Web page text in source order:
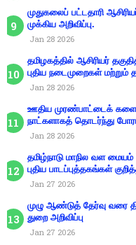
முதுகலைப் பட்டதாரி
முக்கிய அறிவிப்பு.
Jan 28 2026
தமிழகத்தில் ஆசிரியர்
புதிய நடைமுறைகள் மற்றும்
Jan 28 2026
ஊதிய முரண்பாட்டைக்
நாட்களாகத் தொடர்ந்து
Jan 28 2026
தமிழ்நாடு மாநில வள மையம்
புதிய பாடப்புத்தகங்கள்
Jan 27 2026
முழு ஆண்டுத் தேர்வு வரை
துறை அறிவிப்பு
Jan 27 2026